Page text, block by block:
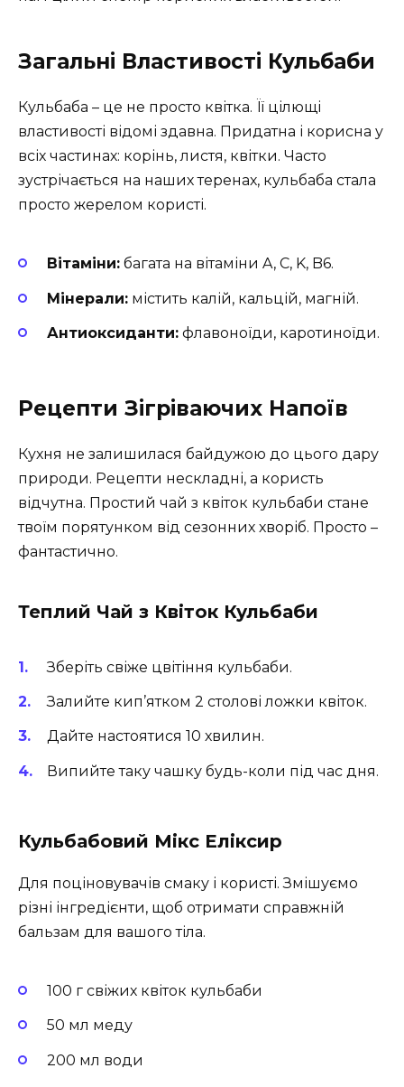
Загальні Властивості Кульбаби
Кульбаба – це не просто квітка. Її цілющі
властивості відомі здавна. Придатна і корисна у
всіх частинах: корінь, листя, квітки. Часто
зустрічається на наших теренах, кульбаба стала
просто жерелом користі.
Вітаміни: багата на вітаміни A, C, K, B6.
Мінерали: містить калій, кальцій, магній.
Антиоксиданти: флавоноїди, каротиноїди.
Рецепти Зігріваючих Напоїв
Кухня не залишилася байдужою до цього дару
природи. Рецепти нескладні, а користь
відчутна. Простий чай з квіток кульбаби стане
твоїм порятунком від сезонних хворіб. Просто –
фантастично.
Теплий Чай з Квіток Кульбаби
Зберіть свіже цвітіння кульбаби.
Залийте кип’ятком 2 столові ложки квіток.
Дайте настоятися 10 хвилин.
Випийте таку чашку будь-коли під час дня.
Кульбабовий Мікс Еліксир
Для поціновувачів смаку і користі. Змішуємо
різні інгредієнти, щоб отримати справжній
бальзам для вашого тіла.
100 г свіжих квіток кульбаби
50 мл меду
200 мл води